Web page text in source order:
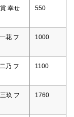
幸せ
550
花 フ
1000
乃 フ
1100
玖 フ
1760